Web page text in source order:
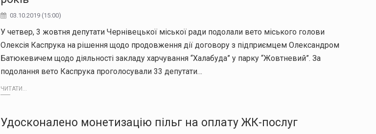
03.10.2019 (15:00)
У четвер, 3 жовтня депутати Чернівецької міської ради подолали вето міського голови
Олексія Каспрука на рішення щодо продовження дії договору з підприємцем Олександром
Батюкевичем щодо діяльності закладу харчування “Халабуда” у парку “Жовтневий”. За
подолання вето Каспрука проголосували 33 депутати…
ЧИТАТИ...
Удосконалено монетизацію пільг на оплату ЖК-послуг